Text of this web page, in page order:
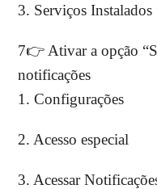
3. Serviços Instalados
7👉 Ativar a opção
notificações
1. Configurações
2. Acesso especial
3. Acessar